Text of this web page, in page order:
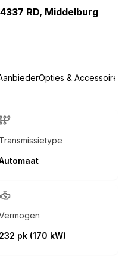
4337 RD, Middelburg
Opties & Accessoires
Transmissietype
232 pk (170 kW)